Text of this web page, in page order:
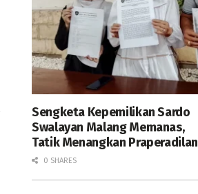
Sengketa Kepemilikan Sardo
Swalayan Malang Memanas,
Tatik Menangkan Praperadilan
0 SHARES